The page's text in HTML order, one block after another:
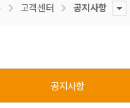
고객센터 공지사항
공지사항